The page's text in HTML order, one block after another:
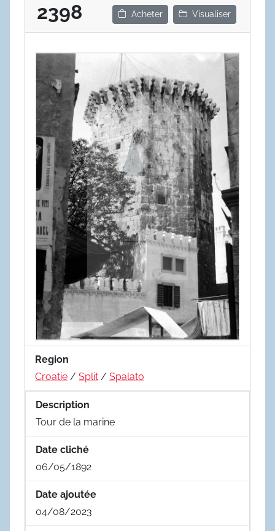
2398 Acheter Visualiser
Region
Croatie / Split / Spalato
Description
Tour de la marine
Date cliché
06/05/1892
Date ajoutée
04/08/2023